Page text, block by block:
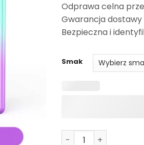
Odprawa celna
Gwarancja dostawy
Bezpieczna i
Smak
Ilość Happ Bar Twin